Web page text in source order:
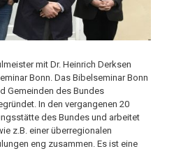
mit Dr. Heinrich Derksen
Bonn. Das Bibelseminar Bonn
Gemeinden des Bundes
In den vergangenen 20
des Bundes und arbeitet
z.B. einer überregionalen
eng zusammen. Es ist eine